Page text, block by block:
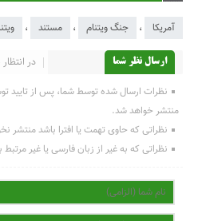
آمریکا ، جنگ ویتنام ، مستند ،
ارسال نظر شما
در
نظرات ارسال شده توسط شما، پس از تایید
منتشر خواهد شد.
نظراتی که حاوی تهمت یا افترا باشد منتشر
نظراتی که به غیر از زبان فارسی یا غیر